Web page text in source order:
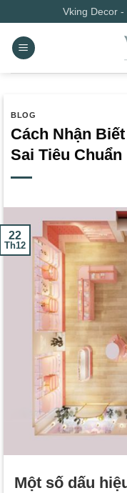
qua
nội
dung
Vking Decor
BLOG
Cách Nhận
Sai Tiêu
22
Th12
Một số dấu